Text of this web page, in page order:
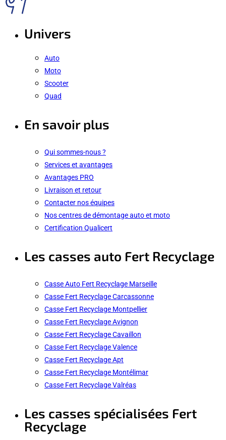
Univers
Auto
Moto
Scooter
Quad
En savoir plus
Qui sommes-nous ?
Services et avantages
Avantages PRO
Livraison et retour
Contacter nos équipes
Nos centres de démontage auto et moto
Certification Qualicert
Les casses auto Fert Recyclage
Casse Auto Fert Recyclage Marseille
Casse Fert Recyclage Carcassonne
Casse Fert Recyclage Montpellier
Casse Fert Recyclage Avignon
Casse Fert Recyclage Cavaillon
Casse Fert Recyclage Valence
Casse Fert Recyclage Apt
Casse Fert Recyclage Montélimar
Casse Fert Recyclage Valréas
Les casses spécialisées Fert
Recyclage